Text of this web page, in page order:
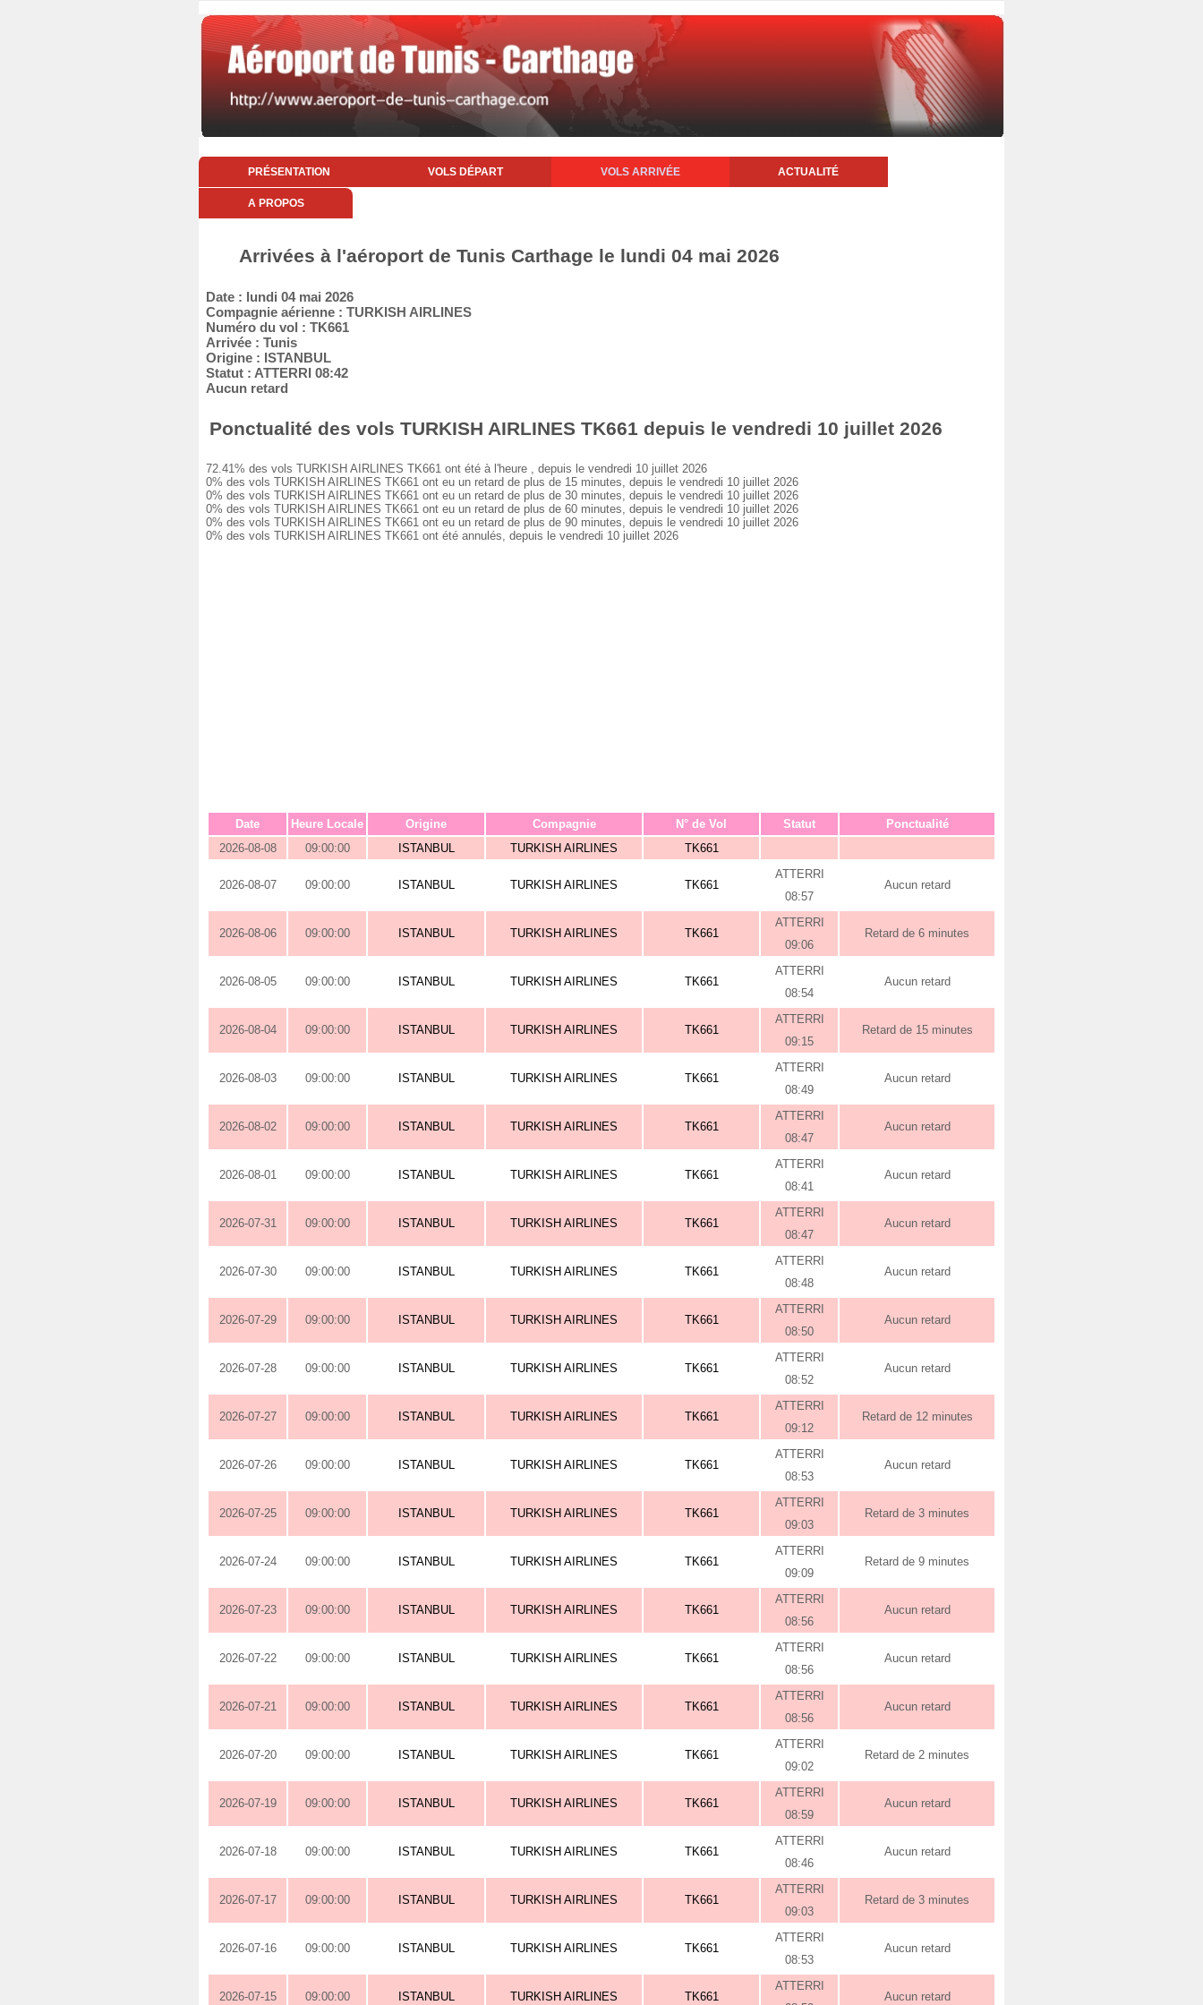
PRÉSENTATION VOLS DÉPART VOLS ARRIVÉE ACTUALITÉ
A PROPOS
Arrivées à l'aéroport de Tunis Carthage le lundi 04 mai 2026
Date : lundi 04 mai 2026
Compagnie aérienne : TURKISH AIRLINES
Numéro du vol : TK661
Arrivée : Tunis
Origine : ISTANBUL
Statut : ATTERRI 08:42
Aucun retard
Ponctualité des vols TURKISH AIRLINES TK661 depuis le vendredi 10 juillet 2026
72.41% des vols TURKISH AIRLINES TK661 ont été à l'heure , depuis le vendredi 10 juillet 2026
0% des vols TURKISH AIRLINES TK661 ont eu un retard de plus de 15 minutes, depuis le vendredi 10 juillet 2026
0% des vols TURKISH AIRLINES TK661 ont eu un retard de plus de 30 minutes, depuis le vendredi 10 juillet 2026
0% des vols TURKISH AIRLINES TK661 ont eu un retard de plus de 60 minutes, depuis le vendredi 10 juillet 2026
0% des vols TURKISH AIRLINES TK661 ont eu un retard de plus de 90 minutes, depuis le vendredi 10 juillet 2026
0% des vols TURKISH AIRLINES TK661 ont été annulés, depuis le vendredi 10 juillet 2026
Date Heure Locale Origine Compagnie N° de Vol Statut
Ponctualité
2026-08-08
09:00:00 ISTANBUL TURKISH AIRLINES TK661
2026-08-07 09:00:00 ISTANBUL TURKISH AIRLINES TK661
ATTERRI
08:57
Aucun retard
2026-08-06 09:00:00 ISTANBUL TURKISH AIRLINES TK661
ATTERRI
09:06
Retard de 6 minutes
2026-08-05 09:00:00 ISTANBUL TURKISH AIRLINES TK661
ATTERRI
08:54
Aucun retard
2026-08-04 09:00:00 ISTANBUL TURKISH AIRLINES TK661
ATTERRI
09:15
Retard de 15 minutes
2026-08-03 09:00:00 ISTANBUL TURKISH AIRLINES TK661
ATTERRI
08:49
Aucun retard
2026-08-02 09:00:00 ISTANBUL TURKISH AIRLINES TK661
ATTERRI
08:47
Aucun retard
2026-08-01 09:00:00 ISTANBUL TURKISH AIRLINES TK661
ATTERRI
08:41
Aucun retard
2026-07-31 09:00:00 ISTANBUL TURKISH AIRLINES TK661
ATTERRI
08:47
Aucun retard
2026-07-30 09:00:00 ISTANBUL TURKISH AIRLINES TK661
ATTERRI
08:48
Aucun retard
2026-07-29 09:00:00 ISTANBUL TURKISH AIRLINES TK661
ATTERRI
08:50
Aucun retard
2026-07-28 09:00:00 ISTANBUL TURKISH AIRLINES TK661
ATTERRI
08:52
Aucun retard
2026-07-27 09:00:00 ISTANBUL TURKISH AIRLINES TK661
ATTERRI
09:12
Retard de 12 minutes
2026-07-26 09:00:00 ISTANBUL TURKISH AIRLINES TK661
ATTERRI
08:53
Aucun retard
2026-07-25 09:00:00 ISTANBUL TURKISH AIRLINES TK661
ATTERRI
09:03
Retard de 3 minutes
2026-07-24 09:00:00 ISTANBUL TURKISH AIRLINES TK661
ATTERRI
09:09
Retard de 9 minutes
2026-07-23 09:00:00 ISTANBUL TURKISH AIRLINES TK661
ATTERRI
08:56
Aucun retard
2026-07-22 09:00:00 ISTANBUL TURKISH AIRLINES TK661
ATTERRI
08:56
Aucun retard
2026-07-21 09:00:00 ISTANBUL TURKISH AIRLINES TK661
ATTERRI
08:56
Aucun retard
2026-07-20 09:00:00 ISTANBUL TURKISH AIRLINES TK661
ATTERRI
09:02
Retard de 2 minutes
2026-07-19 09:00:00 ISTANBUL TURKISH AIRLINES TK661
ATTERRI
08:59
Aucun retard
2026-07-18 09:00:00 ISTANBUL TURKISH AIRLINES TK661
ATTERRI
08:46
Aucun retard
2026-07-17 09:00:00 ISTANBUL TURKISH AIRLINES TK661
ATTERRI
09:03
Retard de 3 minutes
2026-07-16 09:00:00 ISTANBUL TURKISH AIRLINES TK661
ATTERRI
08:53
Aucun retard
2026-07-15 09:00:00 ISTANBUL TURKISH AIRLINES TK661
ATTERRI
Aucun retard